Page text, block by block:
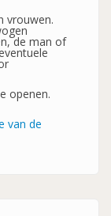
vrouwen.
de man of
openen.
van de